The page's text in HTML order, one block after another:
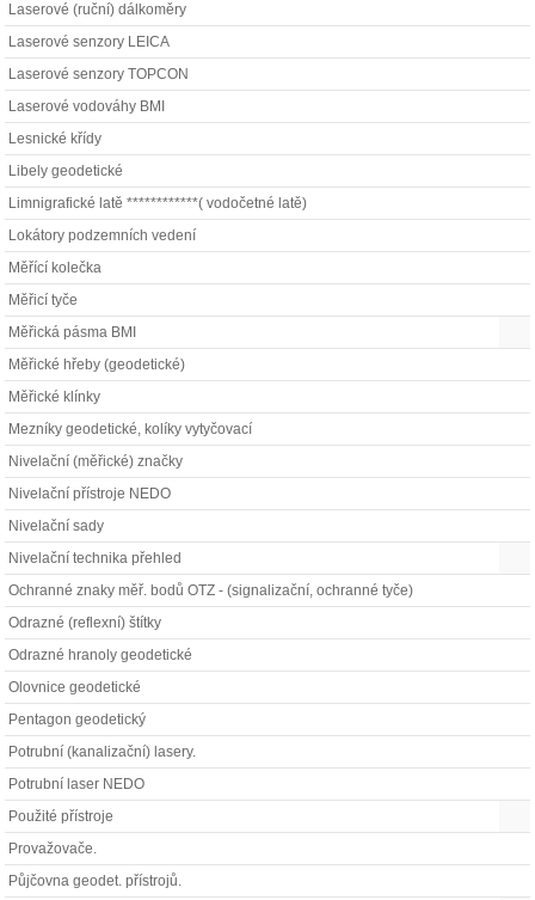
Laserové (ruční) dálkoměry
Laserové senzory LEICA
Laserové senzory TOPCON
Laserové vodováhy BMI
Lesnické křídy
Libely geodetické
Limnigrafické latě ************( vodočetné latě)
Lokátory podzemních vedení
Měřící kolečka
Měřicí tyče
Měřická pásma BMI
Měřické hřeby (geodetické)
Měřické klínky
Mezníky geodetické, kolíky vytyčovací
Nivelační (měřické) značky
Nivelační přístroje NEDO
Nivelační sady
Nivelační technika přehled
Ochranné znaky měř. bodů OTZ - (signalizační, ochranné tyče)
Odrazné (reflexní) štítky
Odrazné hranoly geodetické
Olovnice geodetické
Pentagon geodetický
Potrubní (kanalizační) lasery.
Potrubní laser NEDO
Použité přístroje
Provažovače.
Půjčovna geodet. přístrojů.